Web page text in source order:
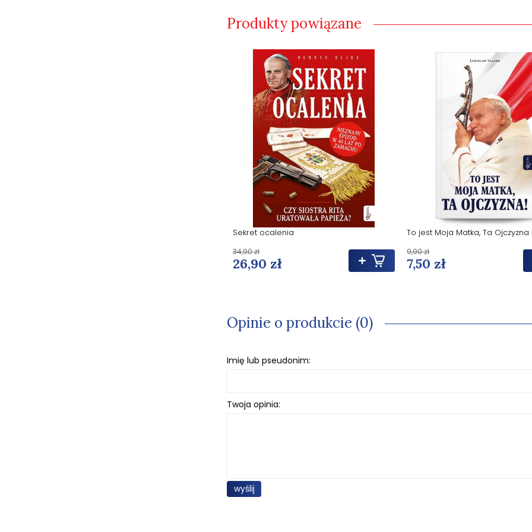
Produkty powiązane
Sekret ocalenia
26,90 zł
34,90 zł
To jest Moja Matka, Ta Ojczyzna
7,50 zł
9,90 zł
Opinie o produkcie (0)
Imię lub pseudonim:
Twoja opinia:
wyślij